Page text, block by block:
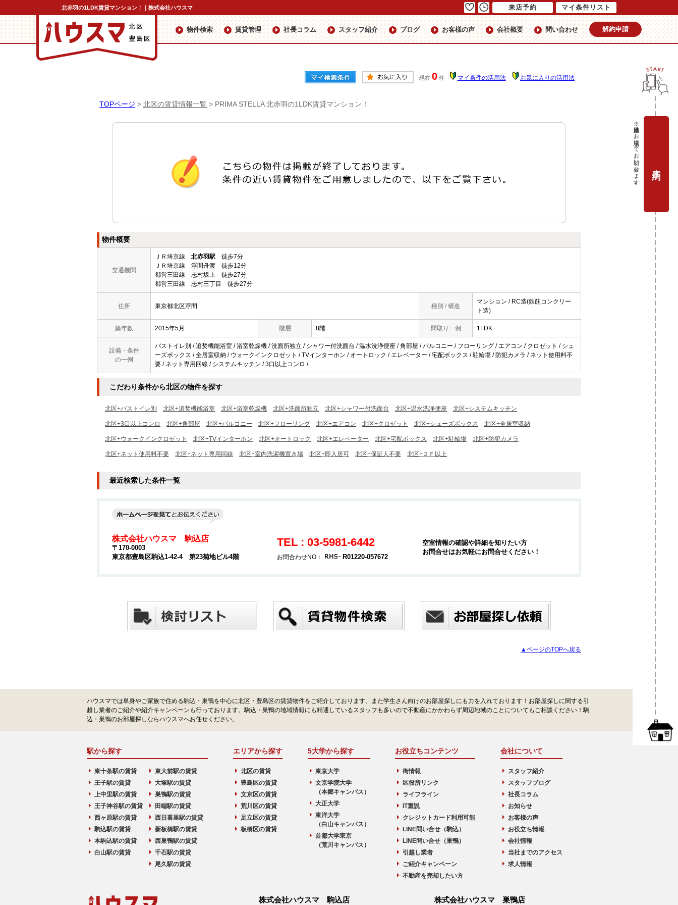
北赤羽の1LDK賃貸マンション！｜株式会社ハウスマ
物件検索 賃貸管理 社長コラム スタッフ紹介 ブログ お客様の声 会社概要 問い合わせ 解約申請
現在 0 件 マイ条件の活用法 お気に入りの活用法
TOPページ > 北区の賃貸情報一覧 > PRIMA STELLA 北赤羽の1LDK賃貸マンション！
物件概要
交通機関
ＪＲ埼京線 北赤羽駅 徒歩7分
ＪＲ埼京線 浮間舟渡 徒歩12分
都営三田線 志村坂上 徒歩27分
都営三田線 志村三丁目 徒歩27分
住所 東京都北区浮間 種別 / 構造
マンション / RC造(鉄筋コンクリー
ト造)
築年数 2015年5月 階層 8階 間取り一例 1LDK
設備・条件
の一例
バストイレ別 / 追焚機能浴室 / 浴室乾燥機 / 洗面所独立 / シャワー付洗面台 / 温水洗浄便座 / 角部屋 / バルコニー / フローリング / エアコン / クロゼット / シュ
ーズボックス / 全居室収納 / ウォークインクロゼット / TVインターホン / オートロック / エレベーター / 宅配ボックス / 駐輪場 / 防犯カメラ / ネット使用料不
要 / ネット専用回線 / システムキッチン / 3口以上コンロ /
こだわり条件から北区の物件を探す
北区+バストイレ別 北区+追焚機能浴室 北区+浴室乾燥機 北区+洗面所独立 北区+シャワー付洗面台 北区+温水洗浄便座 北区+システムキッチン
北区+3口以上コンロ 北区+角部屋 北区+バルコニー 北区+フローリング 北区+エアコン 北区+クロゼット 北区+シューズボックス 北区+全居室収納
北区+ウォークインクロゼット 北区+TVインターホン 北区+オートロック 北区+エレベーター 北区+宅配ボックス 北区+駐輪場 北区+防犯カメラ
北区+ネット使用料不要 北区+ネット専用回線 北区+室内洗濯機置き場 北区+即入居可 北区+保証人不要 北区+２Ｆ以上
最近検索した条件一覧
株式会社ハウスマ 駒込店
〒170-0003
東京都豊島区駒込1-42-4 第23菊地ビル4階
TEL : 03-5981-6442
お問合わせNO： R01220-057672
空室情報の確認や詳細を知りたい方
お問合せはお気軽にお問合せください！
▲ページのTOPへ戻る
ハウスマでは単身やご家族で住める駒込・巣鴨を中心に北区・豊島区の賃貸物件をご紹介しております。また学生さん向けのお部屋探しにも力を入れております！お部屋探しに関する引
越し業者のご紹介や紹介キャンペーンも行っております。駒込・巣鴨の地域情報にも精通しているスタッフも多いので不動産にかかわらず周辺地域のことについてもご相談ください！駒
込・巣鴨のお部屋探しならハウスマへお任せください。
駅から探す
東十条駅の賃貸
王子駅の賃貸
上中里駅の賃貸
王子神谷駅の賃貸
西ヶ原駅の賃貸
駒込駅の賃貸
本駒込駅の賃貸
白山駅の賃貸
東大前駅の賃貸
大塚駅の賃貸
巣鴨駅の賃貸
田端駅の賃貸
西日暮里駅の賃貸
新板橋駅の賃貸
西巣鴨駅の賃貸
千石駅の賃貸
尾久駅の賃貸
エリアから探す
北区の賃貸
豊島区の賃貸
文京区の賃貸
荒川区の賃貸
足立区の賃貸
板橋区の賃貸
5大学から探す
東京大学
文京学院大学
（本郷キャンパス）
大正大学
東洋大学
（白山キャンパス）
首都大学東京
（荒川キャンパス）
お役立ちコンテンツ
街情報
区役所リンク
ライフライン
IT重説
クレジットカード利用可能
LINE問い合せ（駒込）
LINE問い合せ（巣鴨）
引越し業者
ご紹介キャンペーン
不動産を売却したい方
会社について
スタッフ紹介
スタッフブログ
社長コラム
お知らせ
お客様の声
お役立ち情報
会社情報
当社までのアクセス
求人情報
株式会社ハウスマ 駒込店 株式会社ハウスマ 巣鴨店
来店予約 マイ条件リスト
※当日予約はお電話にてお願い致します。